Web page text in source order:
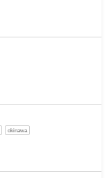
okinawa